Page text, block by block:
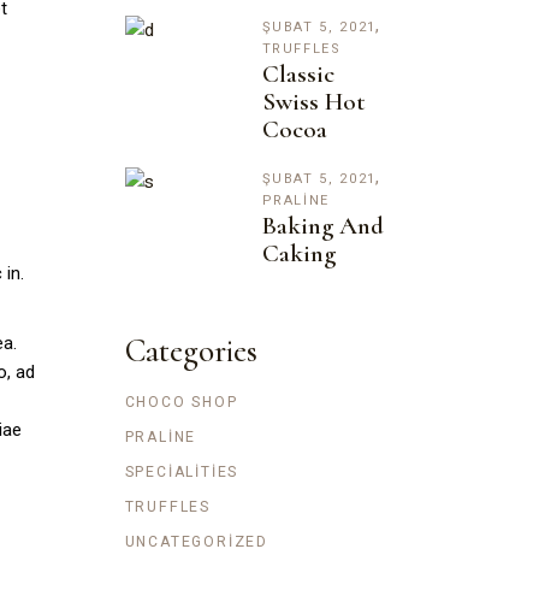
in.
ad
ŞUBAT 5, 2021
TRUFFLES
Classic
Swiss Hot
Cocoa
ŞUBAT 5, 2021
PRALINE
Baking And
Caking
Categories
CHOCO SHOP
PRALINE
SPECIALITIES
TRUFFLES
UNCATEGORIZED